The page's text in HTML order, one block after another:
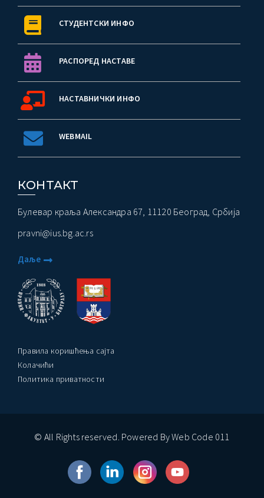
СТУДЕНТСКИ ИНФО
РАСПОРЕД НАСТАВЕ
НАСТАВНИЧКИ ИНФО
WEBMAIL
КОНТАКТ
Булевар краља Александра 67, 11120 Београд, Србија
pravni@ius.bg.ac.rs
Даље
Правила коришћења сајта
Колачићи
Политика приватности
© All Rights reserved. Powered By Web Code 011